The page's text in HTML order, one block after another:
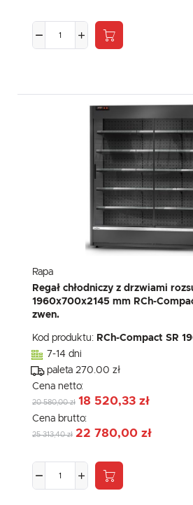
Rapa
Regał chłodniczy z drzwiami
1960x700x2145 mm RCh-
zwen.
Kod produktu: RCh-Compact SR
7-14 dni
paleta 270.00 zł
Cena netto:
20 580,00 zł 18 520,33 zł
Cena brutto:
25 313,40 zł 22 780,00 zł